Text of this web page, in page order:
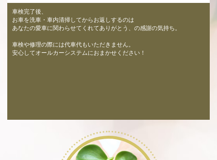
車検完了後、
お車を洗車・車内清掃してからお返しするのは
あなたの愛車に関わらせてくれてありがとう、の感謝の気持ち。
車検や修理の際には代車代もいただきません。
安心してオールカーシステムにおまかせください！